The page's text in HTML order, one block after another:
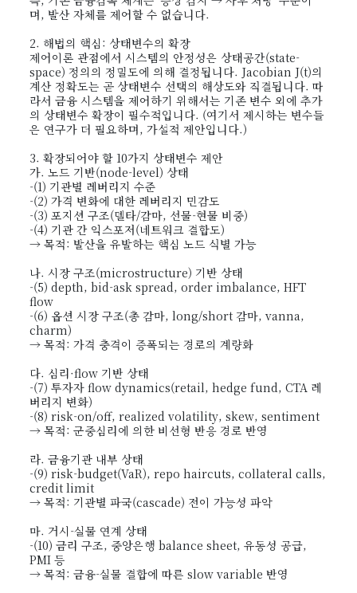
며, 발산 자체를 제어할 수 없습니다.
2. 해법의 핵심: 상태변수의 확장
제어이론 관점에서 시스템의 안정성은 상태공간(state-
space) 정의의 정밀도에 의해 결정됩니다. Jacobian J(t)의
계산 정확도는 곧 상태변수 선택의 해상도와 직결됩니다. 따
라서 금융 시스템을 제어하기 위해서는 기존 변수 외에 추가
의 상태변수 확장이 필수적입니다. (여기서 제시하는 변수들
은 연구가 더 필요하며, 가설적 제안입니다.)
3. 확장되어야 할 10가지 상태변수 제안
가. 노드 기반(node-level) 상태
-(1) 기관별 레버리지 수준
-(2) 가격 변화에 대한 레버리지 민감도
-(3) 포지션 구조(델타/감마, 선물-현물 비중)
-(4) 기관 간 익스포저(네트워크 결합도)
→ 목적: 발산을 유발하는 핵심 노드 식별 가능
나. 시장 구조(microstructure) 기반 상태
-(5) depth, bid-ask spread, order imbalance, HFT
flow
-(6) 옵션 시장 구조(총 감마, long/short 감마, vanna,
charm)
→ 목적: 가격 충격이 증폭되는 경로의 계량화
다. 심리·flow 기반 상태
-(7) 투자자 flow dynamics(retail, hedge fund, CTA 레
버리지 변화)
-(8) risk-on/off, realized volatility, skew, sentiment
→ 목적: 군중심리에 의한 비선형 반응 경로 반영
라. 금융기관 내부 상태
-(9) risk-budget(VaR), repo haircuts, collateral calls,
credit limit
→ 목적: 기관별 파국(cascade) 전이 가능성 파악
마. 거시-실물 연계 상태
-(10) 금리 구조, 중앙은행 balance sheet, 유동성 공급,
PMI 등
→ 목적: 금융-실물 결합에 따른 slow variable 반영